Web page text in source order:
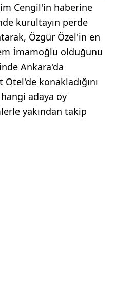
Cengil'in haberine
kurultayın perde
Özgür Özel'in en
İmamoğlu olduğunu
Ankara'da
konakladığını
adaya oy
yakından takip